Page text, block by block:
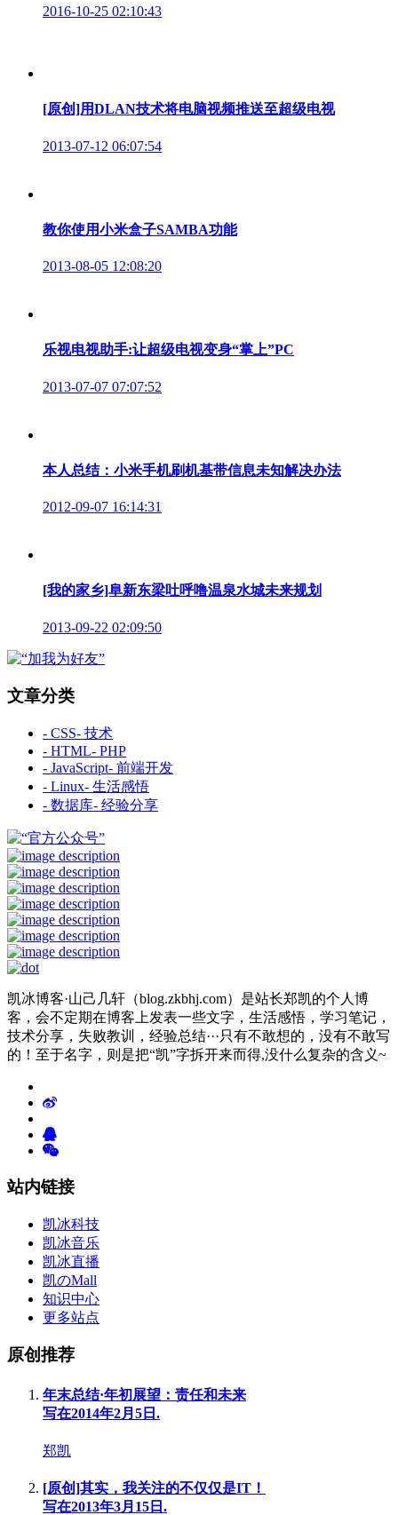
2016-10-25 02:10:43
[原创]用DLAN技术将电脑视频推送至超级电视
2013-07-12 06:07:54
教你使用小米盒子SAMBA功能
2013-08-05 12:08:20
乐视电视助手:让超级电视变身“掌上”PC
2013-07-07 07:07:52
本人总结：小米手机刷机基带信息未知解决办法
2012-09-07 16:14:31
[我的家乡]阜新东梁吐呼噜温泉水城未来规划
2013-09-22 02:09:50
文章分类
- CSS- 技术
- HTML- PHP
- JavaScript- 前端开发
- Linux- 生活感悟
- 数据库- 经验分享
凯冰博客·山己几轩（blog.zkbhj.com）是站长郑凯的个人博
客，会不定期在博客上发表一些文字，生活感悟，学习笔记，
技术分享，失败教训，经验总结···只有不敢想的，没有不敢写
的！至于名字，则是把“凯”字拆开来而得,没什么复杂的含义~
站内链接
凯冰科技
凯冰音乐
凯冰直播
凯のMall
知识中心
更多站点
原创推荐
年末总结·年初展望：责任和未来
写在2014年2月5日.
郑凯
[原创]其实，我关注的不仅仅是IT！
写在2013年3月15日.